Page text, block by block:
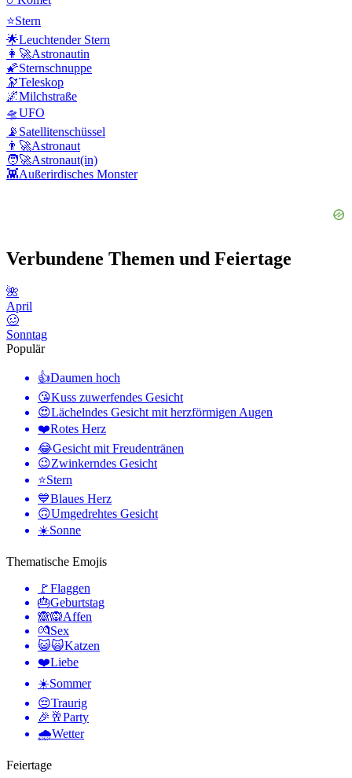
⭐Stern
🌟Leuchtender Stern
👩‍🚀Astronautin
🌠Sternschnuppe
🔭Teleskop
🌌Milchstraße
🛸UFO
📡 Satellitenschüssel
👨‍🚀Astronaut
🧑‍🚀Astronaut(in)
👾Außerirdisches Monster
Verbundene Themen und Feiertage
🌺
April
🥴
Sonntag
Populär
👍Daumen hoch
😘Kuss zuwerfendes Gesicht
😍Lächelndes Gesicht mit herzförmigen Augen
❤️Rotes Herz
😂Gesicht mit Freudentränen
😉Zwinkerndes Gesicht
⭐Stern
💙Blaues Herz
🙃Umgedrehtes Gesicht
☀️Sonne
Thematische Emojis
🚩Flaggen
🎂Geburtstag
🙈🙉Affen
💏Sex
😺🙀Katzen
❤️Liebe
☀️Sommer
😔Traurig
🎉🥂Party
🌧Wetter
Feiertage